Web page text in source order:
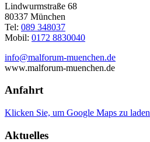
Lindwurmstraße 68
80337 München
Tel: 089 348037
Mobil: 0172 8830040
info@malforum-muenchen.de
www.malforum-muenchen.de
Anfahrt
Klicken Sie, um Google Maps zu laden
Aktuelles